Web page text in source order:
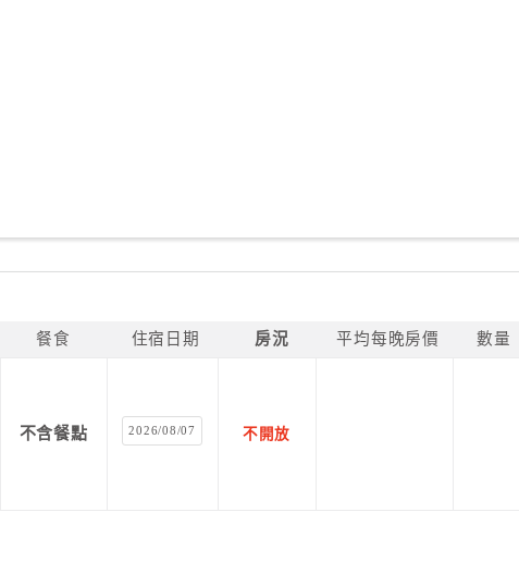
餐食 住宿日期 房況 平均每晚房價 數量
不含餐點 2026/08/07 不開放